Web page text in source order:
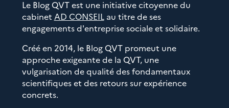
Le Blog QVT est une initiative citoyenne du
cabinet AD CONSEILau titre de ses
engagements d'entreprise sociale et solidaire.
Créé en 2014, le Blog QVT promeut une
approche exigeante de la QVT, une
vulgarisation de qualité des fondamentaux
scientifiques et des retours sur expérience
concrets.